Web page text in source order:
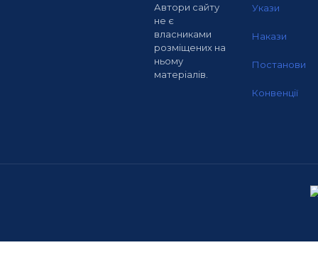
Автори сайту
не є
власниками
розміщених на
ньому
матеріалів.
Укази
Накази
Постанови
Конвенції